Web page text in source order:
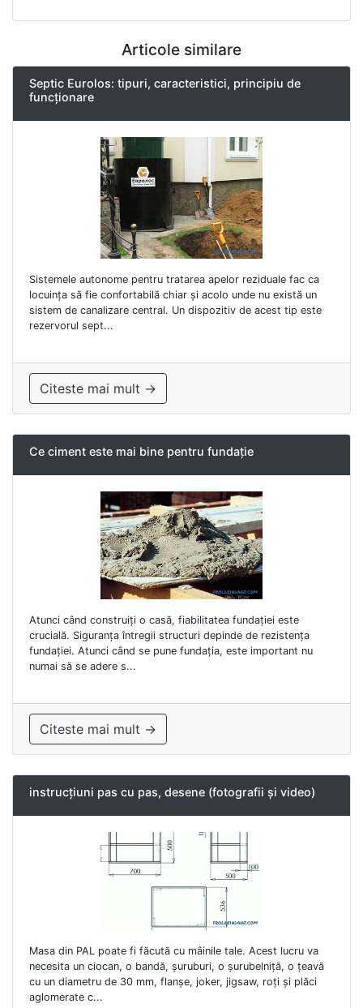
Articole similare
Septic Eurolos: tipuri, caracteristici, principiu de
funcționare
Sistemele autonome pentru tratarea apelor reziduale fac ca
locuința să fie confortabilă chiar și acolo unde nu există un
sistem de canalizare central. Un dispozitiv de acest tip este
rezervorul sept...
Citeste mai mult →
Ce ciment este mai bine pentru fundație
Atunci când construiți o casă, fiabilitatea fundației este
crucială. Siguranța întregii structuri depinde de rezistența
fundației. Atunci când se pune fundația, este important nu
numai să se adere s...
Citeste mai mult →
instrucțiuni pas cu pas, desene (fotografii și video)
Masa din PAL poate fi făcută cu mâinile tale. Acest lucru va
necesita un ciocan, o bandă, șuruburi, o șurubelniță, o țeavă
cu un diametru de 30 mm, flanșe, joker, jigsaw, roți și plăci
aglomerate c...